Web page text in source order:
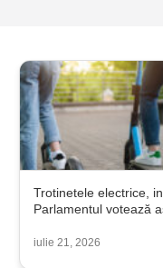
Trotinetele electrice,
Parlamentul votează
iulie 21, 2026